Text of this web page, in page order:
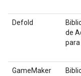
Defold
de
para
GameMaker